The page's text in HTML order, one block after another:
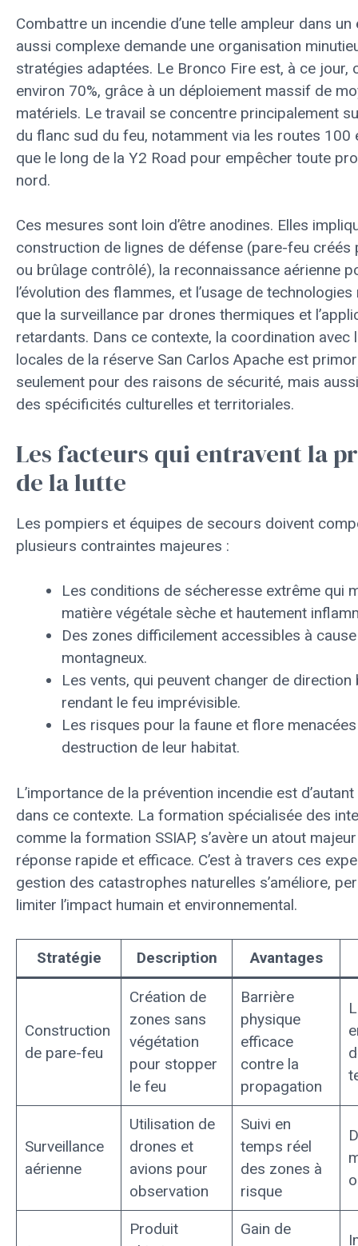
Combattre un incendie d’une telle ampleur dans
aussi complexe demande une organisation
stratégies adaptées. Le Bronco Fire est, à ce jour,
environ 70%, grâce à un déploiement massif de
matériels. Le travail se concentre principalement
du flanc sud du feu, notamment via les routes 100
que le long de la Y2 Road pour empêcher toute
nord.
Ces mesures sont loin d’être anodines. Elles
construction de lignes de défense (pare-feu créés
ou brûlage contrôlé), la reconnaissance aérienne
l’évolution des flammes, et l’usage de
que la surveillance par drones thermiques et
retardants. Dans ce contexte, la coordination avec
locales de la réserve San Carlos Apache est
seulement pour des raisons de sécurité, mais
des spécificités culturelles et territoriales.
Les facteurs qui entravent la
de la lutte
Les pompiers et équipes de secours doivent
plusieurs contraintes majeures :
Les conditions de sécheresse extrême qui
matière végétale sèche et hautement
Des zones difficilement accessibles à
montagneux.
Les vents, qui peuvent changer de direction
rendant le feu imprévisible.
Les risques pour la faune et flore
destruction de leur habitat.
L’importance de la prévention incendie est
dans ce contexte. La formation spécialisée des
comme la formation SSIAP, s’avère un atout
réponse rapide et efficace. C’est à travers ces
gestion des catastrophes naturelles s’améliore,
limiter l’impact humain et environnemental.
Stratégie Description Avantages
Construction
de pare-feu
Création de
zones sans
végétation
pour stopper
le feu
Barrière
physique
efficace
contre la
propagation
Surveillance
aérienne
Utilisation de
drones et
avions pour
observation
Suivi en
temps réel
des zones à
risque
Produit
Gain de